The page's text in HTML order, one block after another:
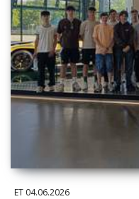
ET 04.06.2026